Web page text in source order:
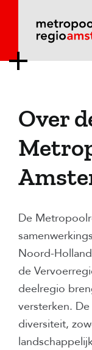
Over
De
Noord-
de
deelregio
versterken.
diversiteit,